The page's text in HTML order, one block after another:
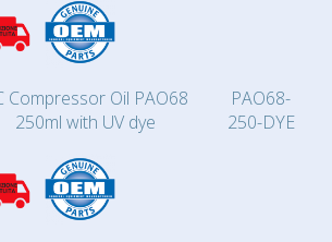
Compressor Oil PAO68
250ml with UV dye
PAO68-
250-DYE